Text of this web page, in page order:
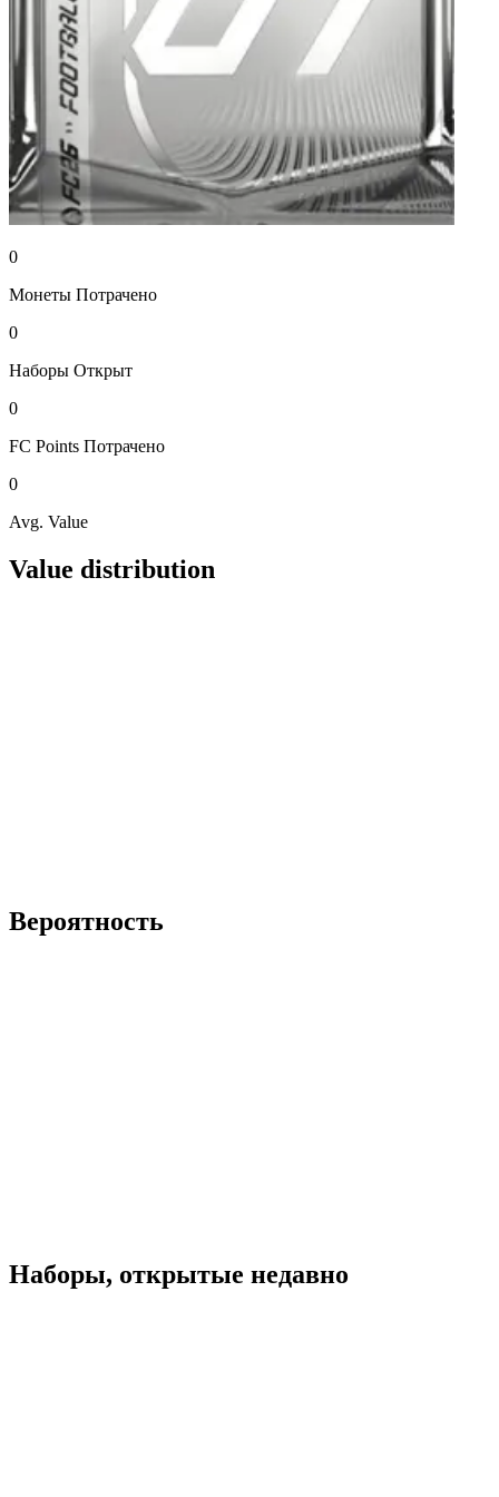
0
Монеты Потрачено
0
Наборы Открыт
0
FC Points Потрачено
0
Avg. Value
Value distribution
Вероятность
Наборы, открытые недавно